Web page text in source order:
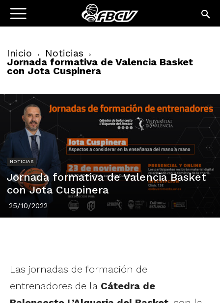
Inicio Noticias
Jornada formativa de Valencia Basket
con Jota Cuspinera
NOTICIAS
Jornada formativa de Valencia Basket
con Jota Cuspinera
25/10/2022
Las jornadas de formación de
entrenadores de la Cátedra de